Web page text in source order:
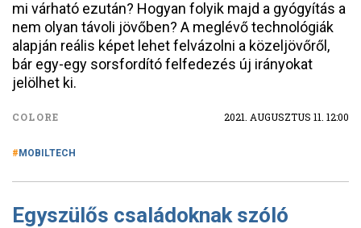
mi várható ezután? Hogyan folyik majd a gyógyítás a
nem olyan távoli jövőben? A meglévő technológiák
alapján reális képet lehet felvázolni a közeljövőről,
bár egy-egy sorsfordító felfedezés új irányokat
jelölhet ki.
COLORE 2021. AUGUSZTUS 11. 12:00
MOBILTECH
Egyszülős családoknak szóló